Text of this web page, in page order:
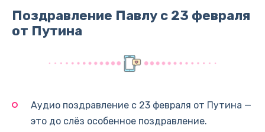
Поздравление Павлу с 23 февраля
от Путина
Аудио поздравление с 23 февраля от Путина —
это до слёз особенное поздравление.